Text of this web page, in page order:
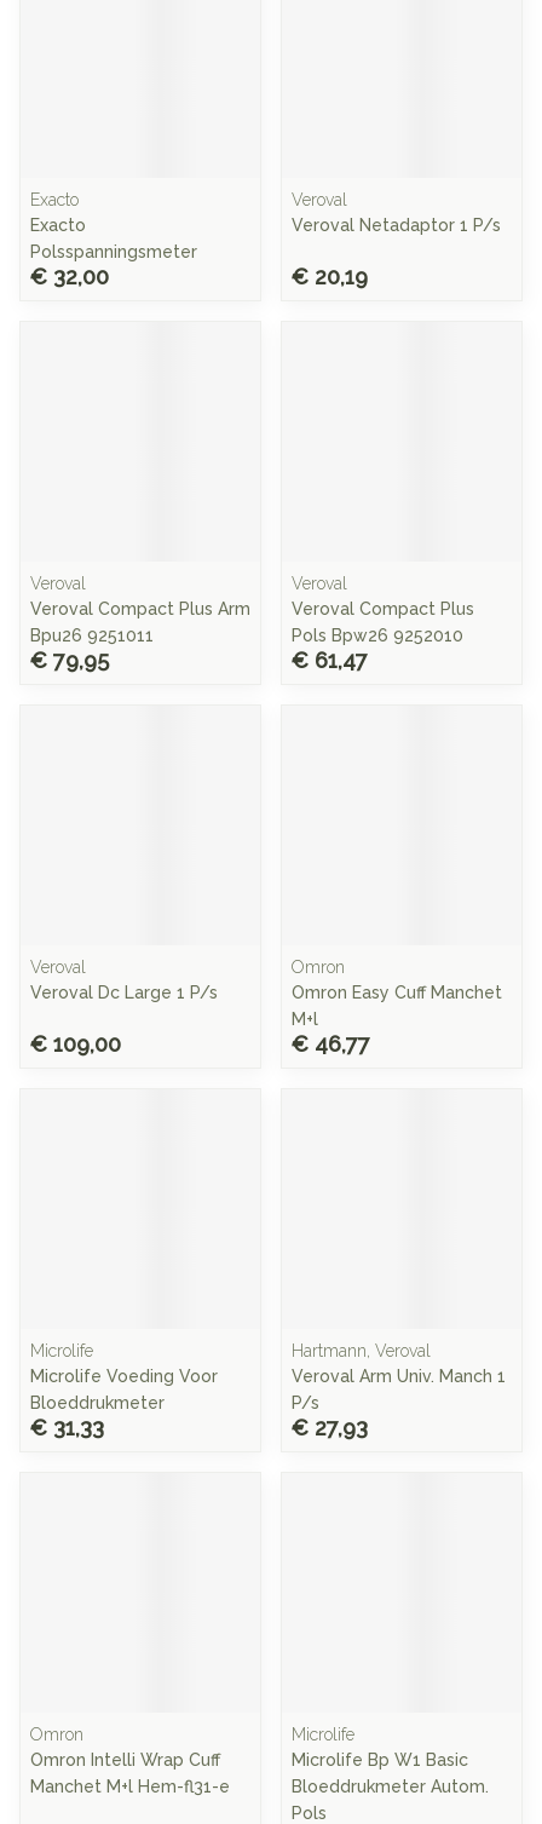
Exacto
Exacto
Polsspanningsmeter
€ 32,00
Veroval
Veroval Netadaptor 1 P/s
€ 20,19
Veroval
Veroval Compact Plus Arm
Bpu26 9251011
€ 79,95
Veroval
Veroval Compact Plus
Pols Bpw26 9252010
€ 61,47
Veroval
Veroval Dc Large 1 P/s
€ 109,00
Omron
Omron Easy Cuff Manchet
M+l
€ 46,77
Microlife
Microlife Voeding Voor
Bloeddrukmeter
€ 31,33
Hartmann, Veroval
Veroval Arm Univ. Manch 1
P/s
€ 27,93
Omron
Omron Intelli Wrap Cuff
Manchet M+l Hem-fl31-e
Microlife
Microlife Bp W1 Basic
Bloeddrukmeter Autom.
Pols